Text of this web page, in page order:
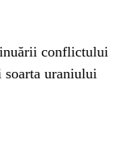
conflictului
soarta uraniului